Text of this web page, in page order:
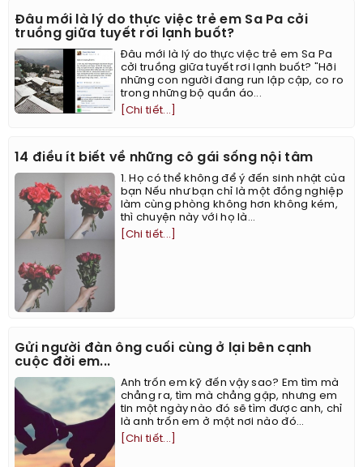
Đâu mới là lý do thực việc trẻ em Sa Pa cởi
truồng giữa tuyết rơi lạnh buốt?
Đâu mới là lý do thực việc trẻ em Sa Pa
cởi truồng giữa tuyết rơi lạnh buốt? "Hỡi
những con người đang run lập cập, co ro
trong những bộ quần áo...
[Chi tiết...]
14 điều ít biết về những cô gái sống nội tâm
1. Họ có thể không để ý đến sinh nhật của
bạn Nếu như bạn chỉ là một đồng nghiệp
làm cùng phòng không hơn không kém,
thì chuyện này với họ là...
[Chi tiết...]
Gửi người đàn ông cuối cùng ở lại bên cạnh
cuộc đời em...
Anh trốn em kỹ đến vậy sao? Em tìm mà
chẳng ra, tìm mà chẳng gặp, nhưng em
tin một ngày nào đó sẽ tìm được anh, chỉ
là anh trốn em ở một nơi nào đó...
[Chi tiết...]